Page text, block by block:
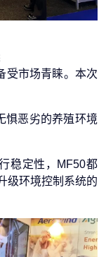
受市场青睐。本次
惧恶劣的养殖环境
稳定性，MF50都
级环境控制系统的